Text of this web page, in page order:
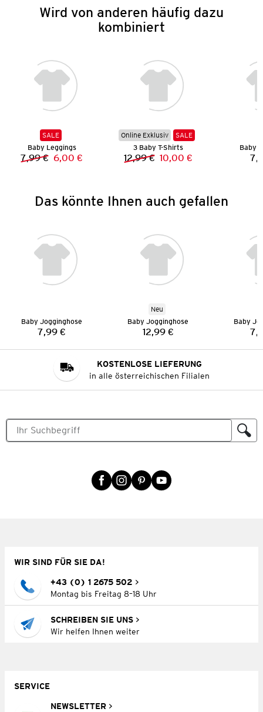
Wird von anderen häufig dazu
kombiniert
SALE
Baby Leggings
Vorheriger Preis:
7,99 € Neuer Preis:
6,00 €
Online Exklusiv
SALE
3 Baby T-Shirts
Vorheriger Preis:
12,99 € Neuer Preis:
10,00 €
Baby
Das könnte Ihnen auch gefallen
Baby Jogginghose
Preis:
7,99 €
Neu
Baby Jogginghose
Preis:
12,99 €
Baby
KOSTENLOSE LIEFERUNG
in alle österreichischen Filialen
WIR SIND FÜR SIE DA!
+43 (0) 1 2675 502
Montag bis Freitag 8–18 Uhr
SCHREIBEN SIE UNS
Wir helfen Ihnen weiter
SERVICE
NEWSLETTER